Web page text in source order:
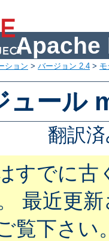
Apache
ション > バージョン 2.4 >
ュール
翻訳
すでに古
最近更
覧下さい